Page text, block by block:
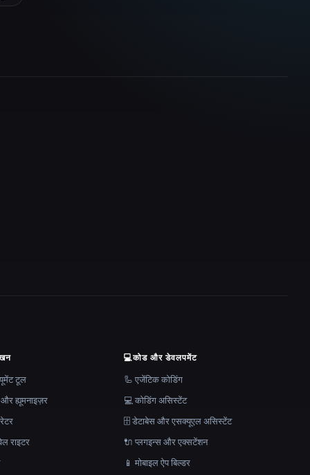
टूल
ह्यूमनाइज़र
राइटर
💻कोड और डेवलपमेंट
🦾 एजेंटिक कोडिंग
💻 कोडिंग असिस्टेंट
🗄️ डेटाबेस और एसक्यूएल असिस्टेंट
🔌 प्लगइन्स और एक्सटेंशन
📱 मोबाइल ऐप बिल्डर